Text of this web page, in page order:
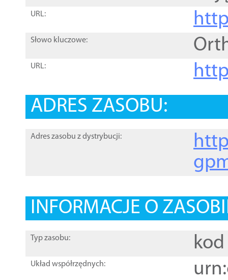
URL:
Słowo kluczowe:
URL:
ADRES ZASOBU:
Adres zasobu z dystrybucji:
INFORMACJE O
Typ zasobu: kod
Układ współrzędnych: